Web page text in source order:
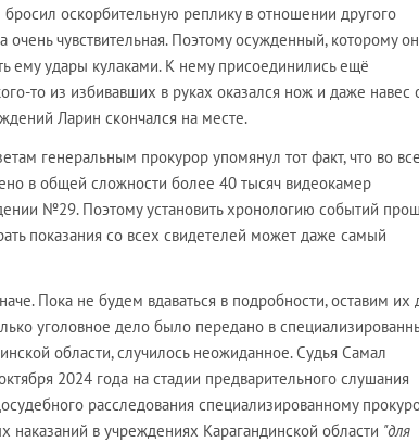
оскорбительную реплику в отношении другого
чувствительная. Поэтому осужденный, которому
ему удары кулаками. К нему присоединились ещё
то из избивавших в руках оказался нож и даже навес
Ларин скончался на месте.
генеральным прокурор упомянул тот факт, что во
в общей сложности более 40 тысяч видеокамер
№29. Поэтому установить хронологию событий
показания со всех свидетелей может даже самый
Пока не будем вдаваться в подробности, оставим их
уголовное дело было передано в
области, случилось неожиданное. Судья Самал
2024 года на стадии предварительного слушания
расследования специализированному
наказаний в учреждениях Карагандинской области "для